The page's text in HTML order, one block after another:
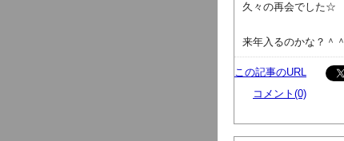
久々の再会でした☆
来年入るのかな？＾＾
この記事のURL
コメント(0)